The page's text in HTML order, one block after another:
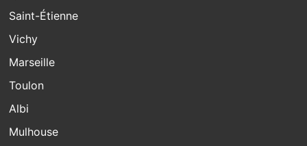
Saint-Étienne
Vichy
Marseille
Toulon
Albi
Mulhouse